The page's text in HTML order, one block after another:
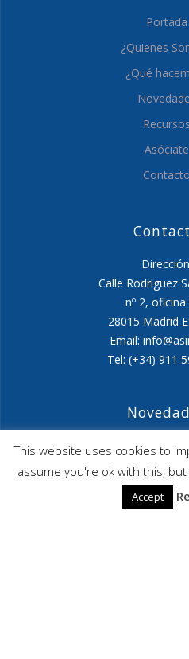
Portada
¿Quienes
¿Qué
Recursos
Asóciate
Contacto
Calle Rodríguez
nº 2, oficina
28015 Madrid
Email:
Tel: (+34) 911
Agenda ASIME-
ASIME celebrará en
sus
This website uses cookies to
assume you're ok with this,
Accept